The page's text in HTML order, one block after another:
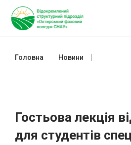
content
Головна Новини
Гостьова лекція
для студентів